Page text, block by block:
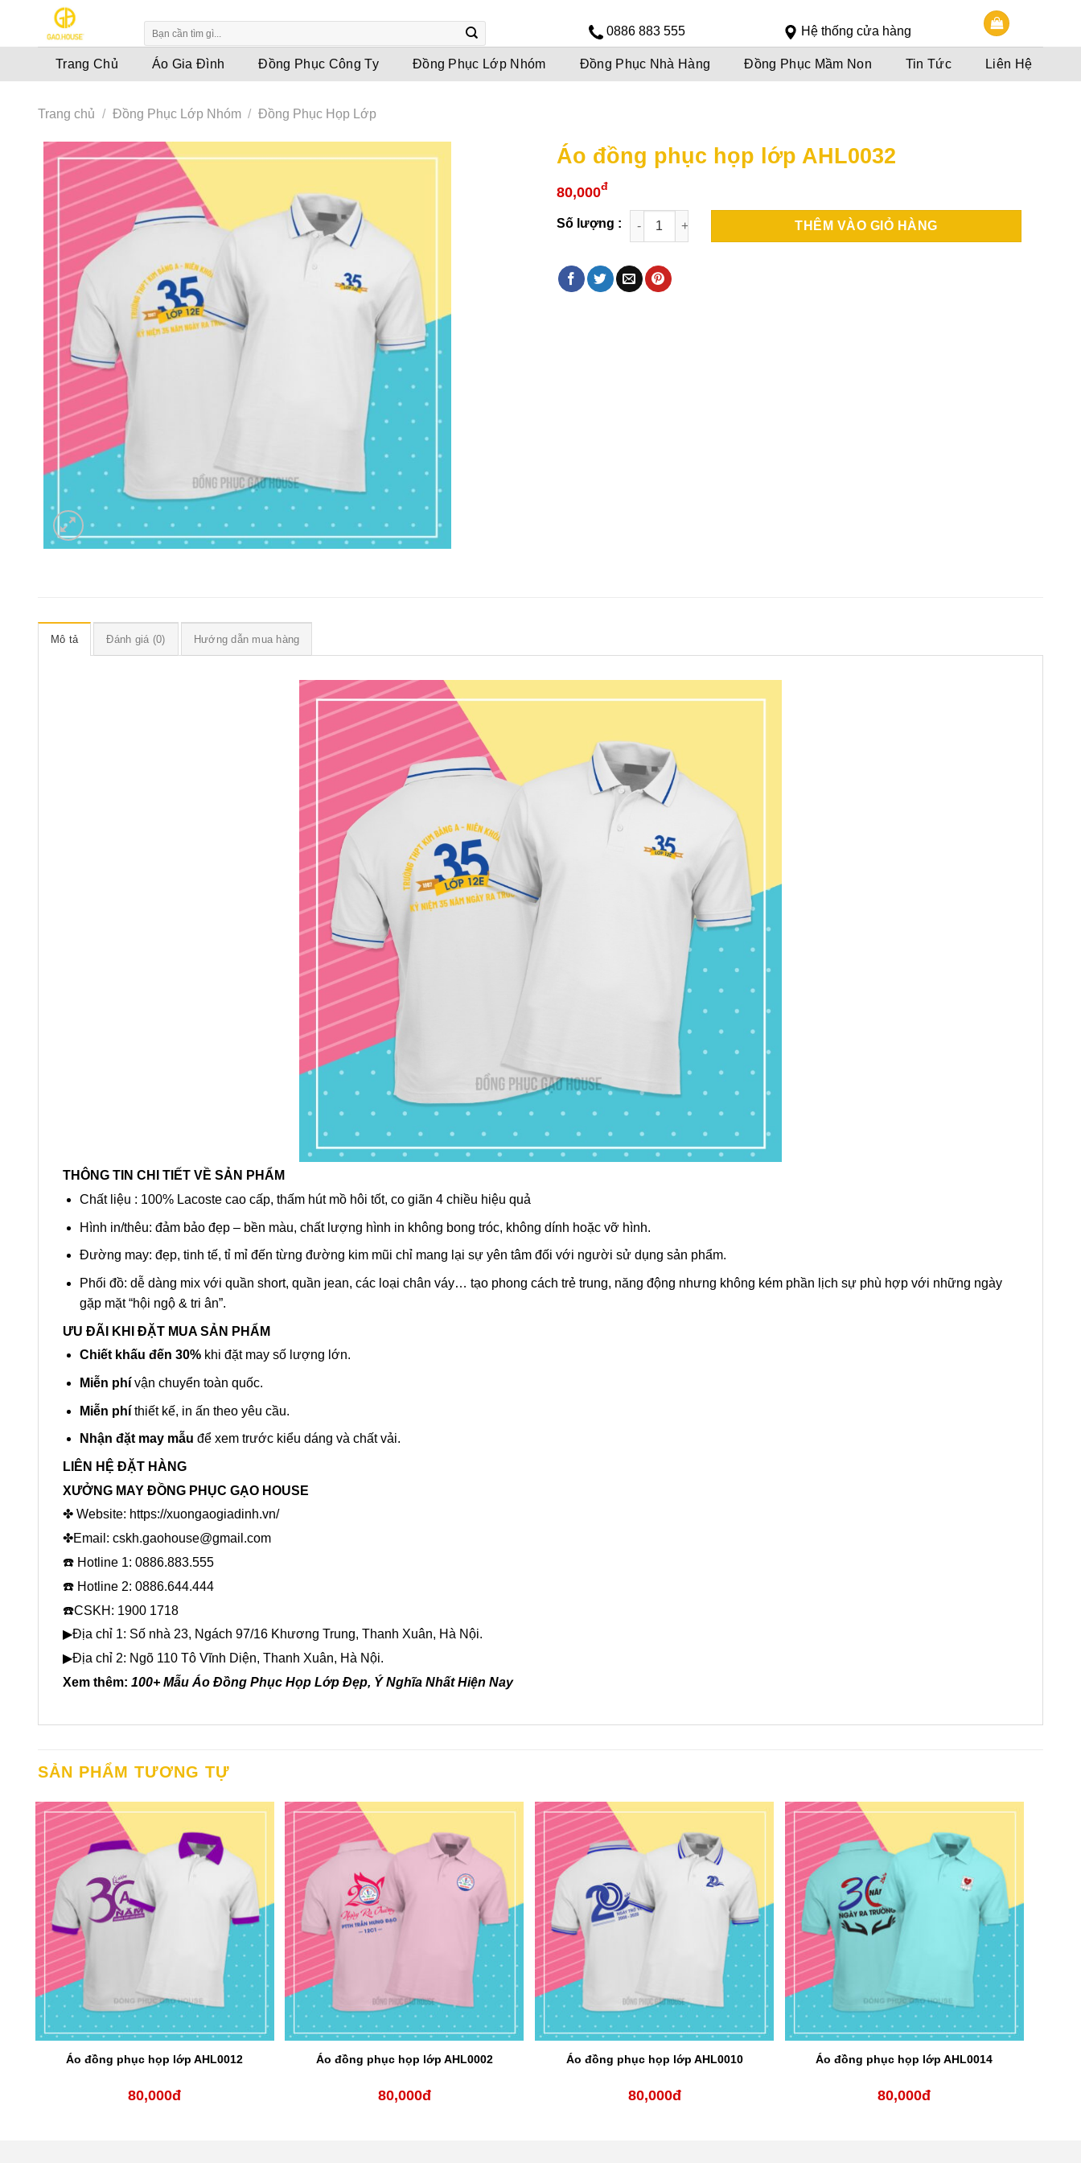
content
0886 883 555 Hệ thống cửa hàng
Trang Chủ Áo Gia Đình Đồng Phục Công Ty Đồng Phục Lớp Nhóm Đồng Phục Nhà Hàng Đồng Phục Mầm Non Tin Tức Liên Hệ
Trang chủ / Đồng Phục Lớp Nhóm / Đồng Phục Họp Lớp
Áo đồng phục họp lớp AHL0032
80,000đ
THÊM VÀO GIỎ HÀNG
Mô tả Đánh giá (0) Hướng dẫn mua hàng
THÔNG TIN CHI TIẾT VỀ SẢN PHẨM
Chất liệu : 100% Lacoste cao cấp, thấm hút mồ hôi tốt, co giãn 4 chiều hiệu quả
Hình in/thêu: đảm bảo đẹp – bền màu, chất lượng hình in không bong tróc, không dính hoặc vỡ hình.
Đường may: đẹp, tinh tế, tỉ mỉ đến từng đường kim mũi chỉ mang lại sự yên tâm đối với người sử dụng sản phẩm.
Phối đồ: dễ dàng mix với quần short, quần jean, các loại chân váy… tạo phong cách trẻ trung, năng động nhưng không kém phần lịch sự phù hợp với những ngày
gặp mặt “hội ngộ & tri ân”.
ƯU ĐÃI KHI ĐẶT MUA SẢN PHẨM
Chiết khấu đến 30%khi đặt may số lượng lớn.
Miễn phí vận chuyển toàn quốc.
Miễn phíthiết kế, in ấn theo yêu cầu.
Nhận đặt may mẫu để xem trước kiểu dáng và chất vải.
LIÊN HỆ ĐẶT HÀNG
XƯỞNG MAY ĐỒNG PHỤC GẠO HOUSE
✤ Website: https://xuongaogiadinh.vn/
✤Email: cskh.gaohouse@gmail.com
☎️ Hotline 1: 0886.883.555
☎️ Hotline 2: 0886.644.444
☎️CSKH: 1900 1718
▶Địa chỉ 1: Số nhà 23, Ngách 97/16 Khương Trung, Thanh Xuân, Hà Nội.
▶Địa chỉ 2: Ngõ 110 Tô Vĩnh Diện, Thanh Xuân, Hà Nội.
Xem thêm: 100+ Mẫu Áo Đồng Phục Họp Lớp Đẹp, Ý Nghĩa Nhất Hiện Nay
SẢN PHẨM TƯƠNG TỰ
Áo đồng phục họp lớp AHL0012
80,000đ
Áo đồng phục họp lớp AHL0002
80,000đ
Áo đồng phục họp lớp AHL0010
80,000đ
Áo đồng phục họp lớp AHL0014
80,000đ